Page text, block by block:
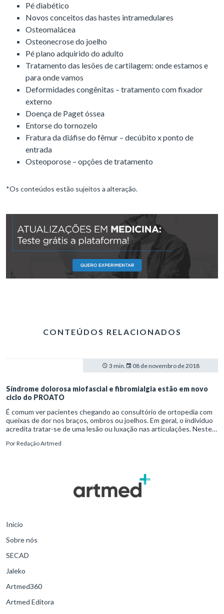
Pé diabético
Novos conceitos das hastes intramedulares
Osteomalácea
Osteonecrose do joelho
Pé plano adquirido do adulto
Tratamento das lesões de cartilagem: onde estamos e
para onde vamos
Deformidades congênitas – tratamento com fixador
externo
Doença de Paget óssea
Entorse do tornozelo
Fratura da diáfise do fêmur – decúbito x ponto de
entrada
Osteoporose – opções de tratamento
*Os conteúdos estão sujeitos a alteração.
CONTEÚDOS RELACIONADOS
3 min. 08 de novembro de 2018
Síndrome dolorosa miofascial e fibromialgia estão em novo
ciclo do PROATO
É comum ver pacientes chegando ao consultório de ortopedia com
queixas de dor nos braços, ombros ou joelhos. Em geral, o indivíduo
acredita tratar-se de uma lesão ou luxação nas articulações. Neste
que sintomas crônicos costumam indicar a presença de disfunções
PorRedação Artmed
Início
Sobre nós
SECAD
Jaleko
Artmed360
Artmed Editora